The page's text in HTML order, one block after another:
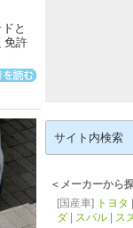
と
免許
索:
＜メーカーから
[国産車] トヨタ
ダ
スバル ス